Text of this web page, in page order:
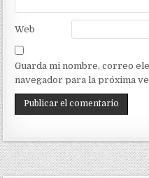
Web
Guarda mi nombre, correo
navegador para la próxima